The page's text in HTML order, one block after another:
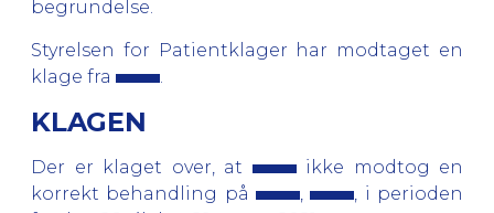
begrundelse.
Styrelsen for Patientklager har modtaget en
klage fra
KLAGEN
Der er klaget over, at
ikke modtog en
korrekt behandling på
,
, i perioden